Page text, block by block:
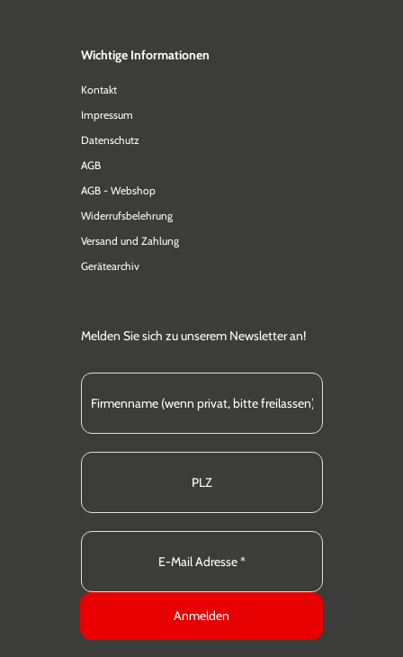
Wichtige Informationen
Kontakt
Impressum
Datenschutz
AGB
AGB - Webshop
Widerrufsbelehrung
Versand und Zahlung
Gerätearchiv
Melden Sie sich zu unserem Newsletter an!
Anmelden